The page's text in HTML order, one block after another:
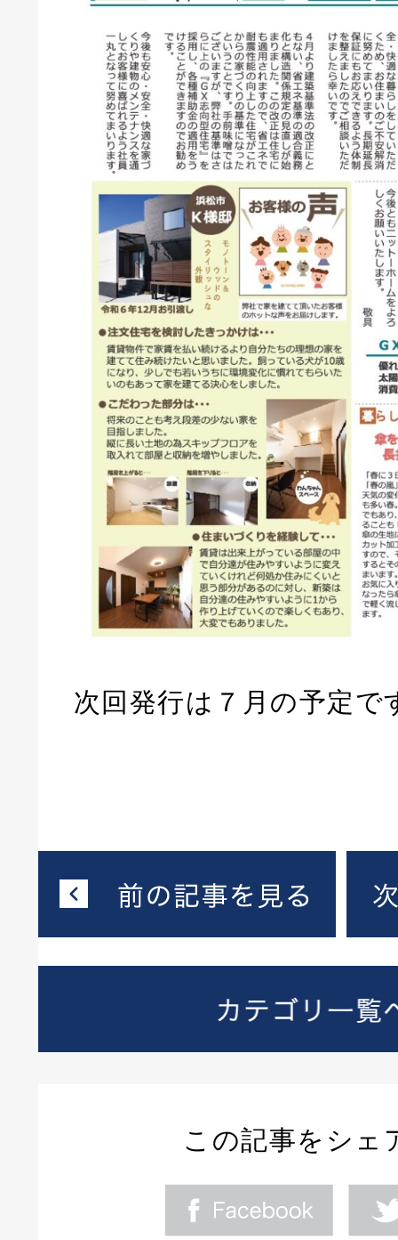
次回発行は７月の予定で
この記事をシェ